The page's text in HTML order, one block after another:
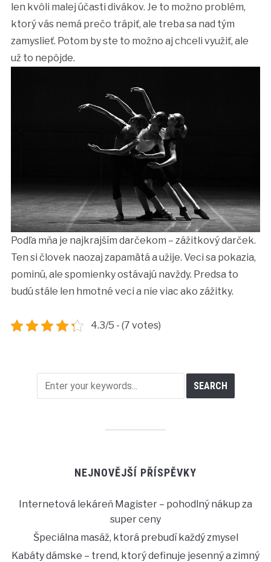
len kvôli malej účasti divákov. Je to možno problém,
ktorý vás nemá prečo trápiť, ale treba sa nad tým
zamyslieť. Potom by ste to možno aj chceli využiť, ale
už to nepôjde.
Podľa mňa je najkrajším darčekom – zážitkový darček.
Ten si človek naozaj zapamätá a užije. Veci sa pokazia,
pominú, ale spomienky ostávajú navždy. Predsa to
budú stále len hmotné veci a nie viac ako zážitky.
4.3/5 - (7 votes)
NEJNOVĚJŠÍ PŘÍSPĚVKY
Internetová lekáreň Magister – pohodlný nákup za
super ceny
Špeciálna masáž, ktorá prebudí každý zmysel
Kabáty dámske – trend, ktorý definuje jesenný a zimný